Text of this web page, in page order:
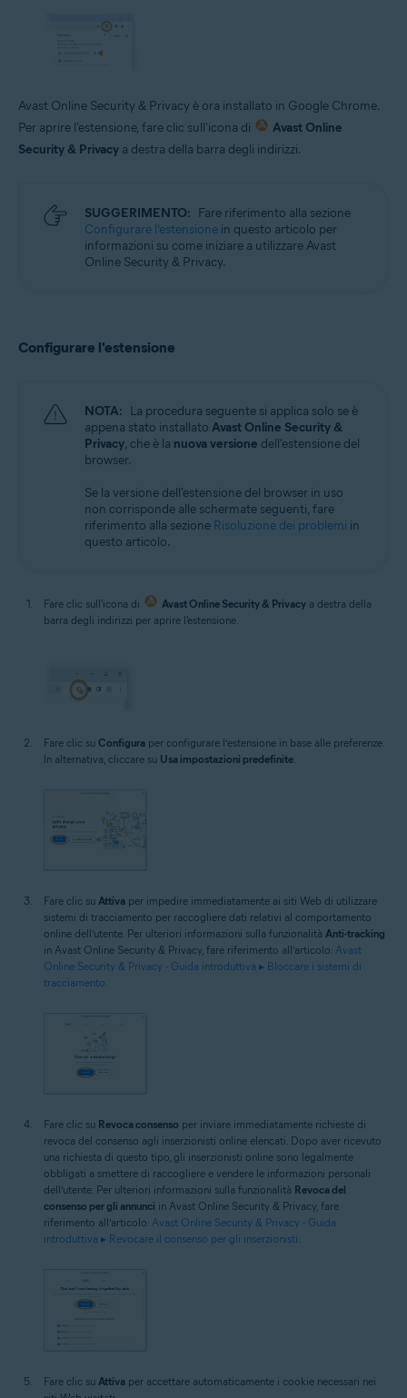
Avast Online Security & Privacy è ora installato in Google Chrome.
Per aprire l'estensione, fare clic sull'icona di
Avast Online
Security & Privacy a destra della barra degli indirizzi.
SUGGERIMENTO: Fare riferimento alla sezione
Configurare l’estensione in questo articolo per
informazioni su come iniziare a utilizzare Avast
Online Security & Privacy.
Configurare l'estensione
NOTA: La procedura seguente si applica solo se è
appena stato installato Avast Online Security &
Privacy, che è la nuova versione dell'estensione del
browser.
Se la versione dell'estensione del browser in uso
non corrisponde alle schermate seguenti, fare
riferimento alla sezione Risoluzione dei problemi in
questo articolo.
Fare clic sull'icona di Avast Online Security & Privacy a destra della
barra degli indirizzi per aprire l'estensione.
Fare clic su Configura per configurare l’estensione in base alle preferenze.
In alternativa, cliccare su Usa impostazioni predefinite
Fare clic su Attiva per impedire immediatamente ai siti Web di utilizzare
sistemi di tracciamento per raccogliere dati relativi al comportamento
online dell’utente. Per ulteriori informazioni sulla funzionalità Anti-tracking
in Avast Online Security & Privacy, fare riferimento all’articolo: Avast
Online Security & Privacy - Guida introduttiva ▸ Bloccare i sistemi di
tracciamento.
Fare clic su Revoca consenso per inviare immediatamente richieste di
revoca del consenso agli inserzionisti online elencati. Dopo aver ricevuto
una richiesta di questo tipo, gli inserzionisti online sono legalmente
obbligati a smettere di raccogliere e vendere le informazioni personali
dell’utente. Per ulteriori informazioni sulla funzionalità Revoca del
consenso per gli annunci in Avast Online Security & Privacy, fare
riferimento all’articolo: Avast Online Security & Privacy - Guida
introduttiva ▸ Revocare il consenso per gli inserzionisti
Fare clic su Attiva per accettare automaticamente i cookie necessari nei